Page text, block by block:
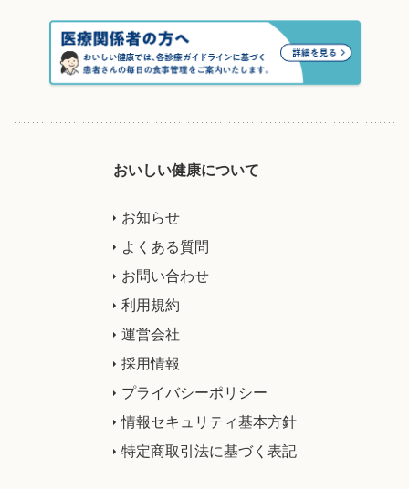
おいしい健康について
お知らせ
よくある質問
お問い合わせ
利用規約
運営会社
採用情報
プライバシーポリシー
情報セキュリティ基本方針
特定商取引法に基づく表記